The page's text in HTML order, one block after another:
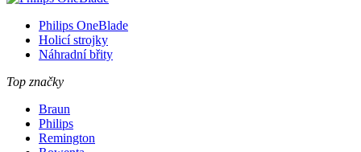
Philips OneBlade
Holicí strojky
Náhradní břity
Top značky
Braun
Philips
Remington